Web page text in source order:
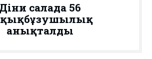
Діни салада 56
анықталды